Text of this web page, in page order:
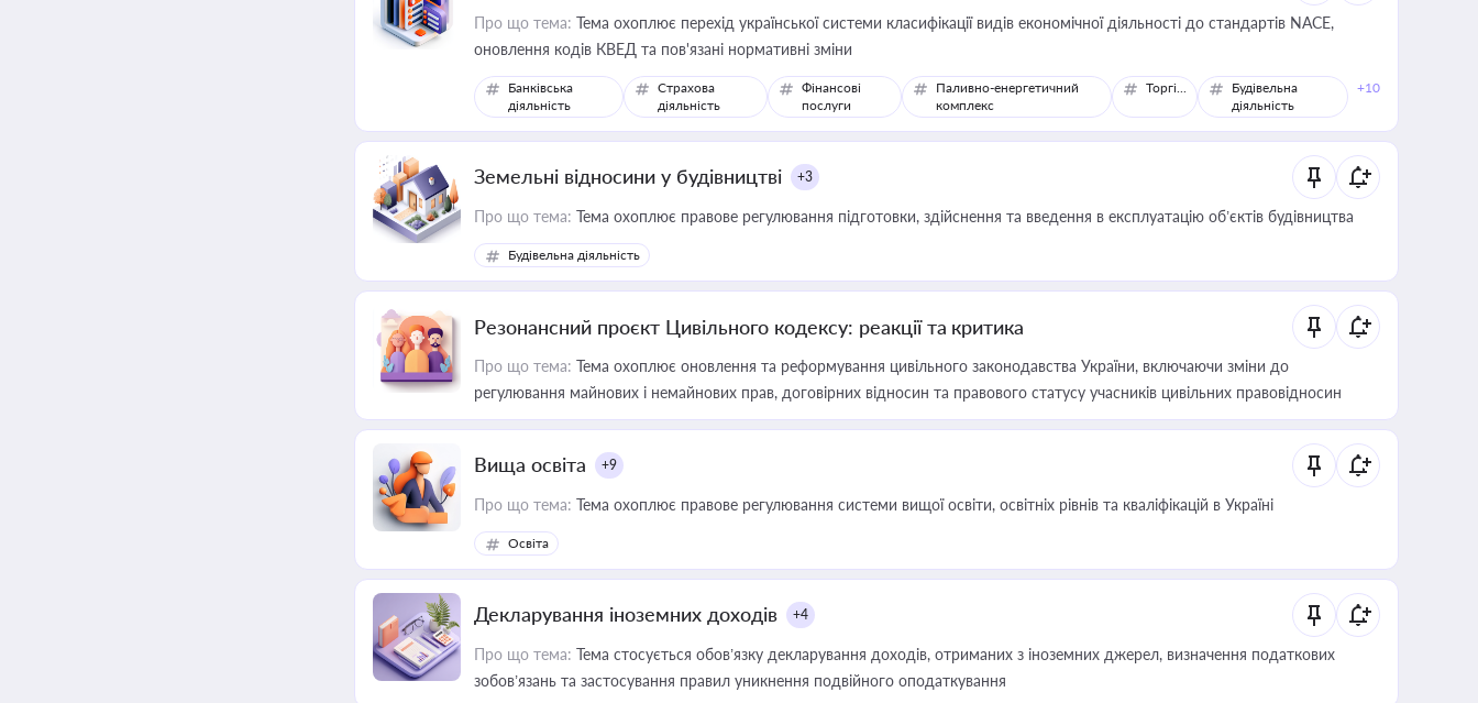
Про що тема: Тема охоплює перехід української системи класифікації видів економічної діяльності до стандартів NACE,
оновлення кодів КВЕД та пов'язані нормативні зміни
Банківська
діяльність
Страхова
діяльність
Фінансові
послуги
Паливно-енергетичний
комплекс
Торгівля
Будівельна
діяльність
+10
Земельні відносини у будівництві +3
Про що тема: Тема охоплює правове регулювання підготовки, здійснення та введення в експлуатацію об’єктів будівництва
Будівельна діяльність
Резонансний проєкт Цивільного кодексу: реакції та критика
Про що тема: Тема охоплює оновлення та реформування цивільного законодавства України, включаючи зміни до
регулювання майнових і немайнових прав, договірних відносин та правового статусу учасників цивільних правовідносин
Вища освіта +9
Про що тема: Тема охоплює правове регулювання системи вищої освіти, освітніх рівнів та кваліфікацій в Україні
Освіта
Декларування іноземних доходів +4
Про що тема: Тема стосується обов’язку декларування доходів, отриманих з іноземних джерел, визначення податкових
зобов’язань та застосування правил уникнення подвійного оподаткування